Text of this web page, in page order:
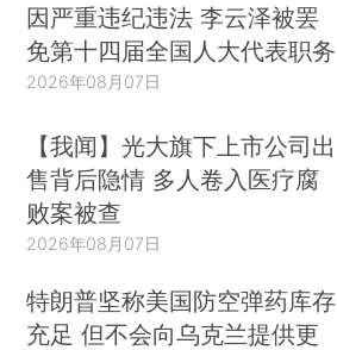
因严重违纪违法 李云泽被罢
免第十四届全国人大代表职务
2026年08月07日
【我闻】光大旗下上市公司出
售背后隐情 多人卷入医疗腐
败案被查
2026年08月07日
特朗普坚称美国防空弹药库存
充足 但不会向乌克兰提供更